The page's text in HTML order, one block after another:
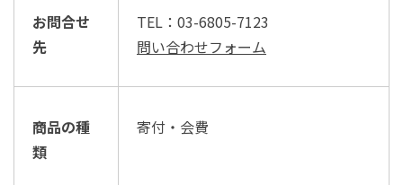
お問合せ
先
TEL：03-6805-7123
問い合わせフォーム
商品の種
類
寄付・会費